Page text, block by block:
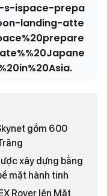
s-ispace-prepa
landing-atte
gồm 600
xây dựng bằng
mặt hành tinh
Rover lên Mặt